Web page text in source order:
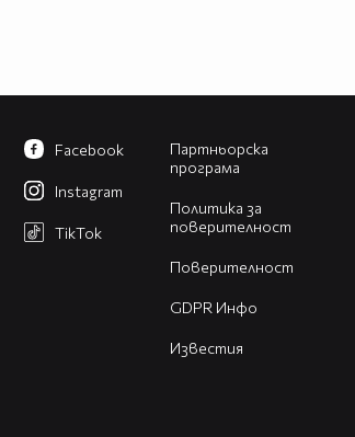
Партньорска
програма
Политика за
поверителност
Поверителност
GDPR Инфо
Известия
Facebook
Instagram
TikTok